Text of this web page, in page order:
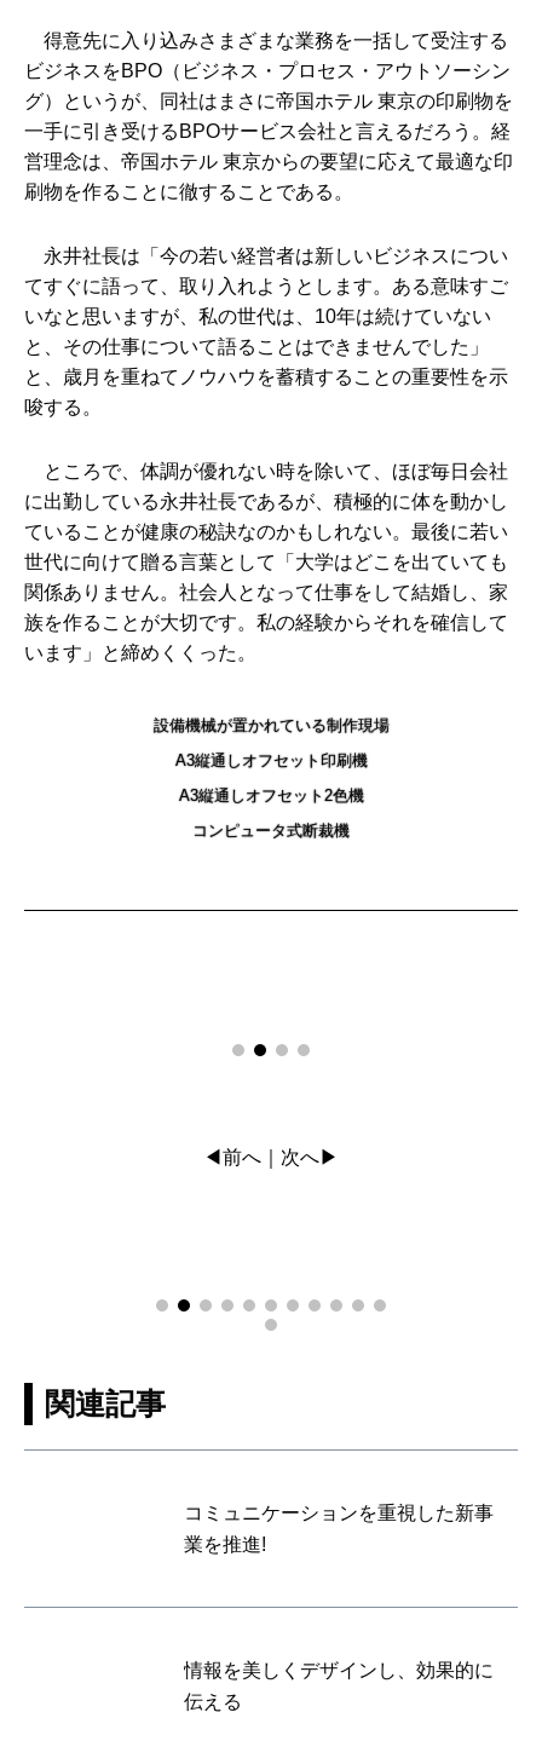
得意先に入り込みさまざまな業務を一括して受注する
ビジネスをBPO（ビジネス・プロセス・アウトソーシン
グ）というが、同社はまさに帝国ホテル 東京の印刷物を
一手に引き受けるBPOサービス会社と言えるだろう。経
営理念は、帝国ホテル 東京からの要望に応えて最適な印
刷物を作ることに徹することである。
永井社長は「今の若い経営者は新しいビジネスについ
てすぐに語って、取り入れようとします。ある意味すご
いなと思いますが、私の世代は、10年は続けていない
と、その仕事について語ることはできませんでした」
と、歳月を重ねてノウハウを蓄積することの重要性を示
唆する。
ところで、体調が優れない時を除いて、ほぼ毎日会社
に出勤している永井社長であるが、積極的に体を動かし
ていることが健康の秘訣なのかもしれない。最後に若い
世代に向けて贈る言葉として「大学はどこを出ていても
関係ありません。社会人となって仕事をして結婚し、家
族を作ることが大切です。私の経験からそれを確信して
います」と締めくくった。
設備機械が置かれている制作現場
A3縦通しオフセット印刷機
A3縦通しオフセット2色機
コンピュータ式断裁機
◀前へ 次へ▶
関連記事
コミュニケーションを重視した新事
業を推進!
情報を美しくデザインし、効果的に
伝える